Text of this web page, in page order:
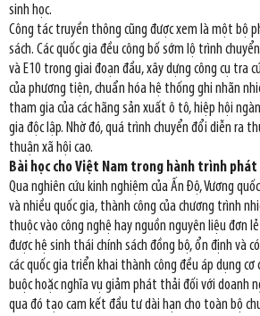
sinh học.
Công tác truyền thông cũng được xem là một bộ
sách. Các quốc gia đều công bố sớm lộ trình
và E10 trong giai đoạn đầu, xây dựng công cụ tra
của phương tiện, chuẩn hóa hệ thống ghi nhãn
tham gia của các hãng sản xuất ô tô, hiệp hội
gia độc lập. Nhờ đó, quá trình chuyển đổi diễn ra
thuận xã hội cao.
Bài học cho Việt Nam trong hành trình phát
Qua nghiên cứu kinh nghiệm của Ấn Độ, Vương
và nhiều quốc gia, thành công của chương trình
thuộc vào công nghệ hay nguồn nguyên liệu đơn
được hệ sinh thái chính sách đồng bộ, ổn định và
các quốc gia triển khai thành công đều áp dụng
buộc hoặc nghĩa vụ giảm phát thải đối với doanh
qua đó tạo cam kết đầu tư dài hạn cho toàn bộ